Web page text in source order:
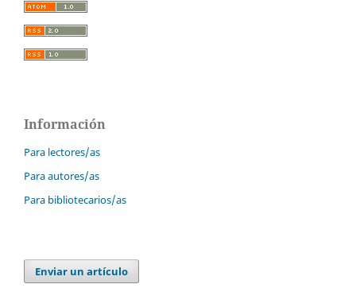
Información
Para lectores/as
Para autores/as
Para bibliotecarios/as
Enviar un artículo